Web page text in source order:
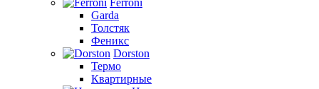
Garda
Толстяк
Феникс
Dorston
Термо
Квартирные